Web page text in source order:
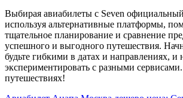
Выбирая авиабилеты с Seven
используя альтернативные платформы,
тщательное планирование и сравнение
успешного и выгодного путешествия.
будьте гибкими в датах и направлениях, и
экспериментировать с разными
путешествиях!